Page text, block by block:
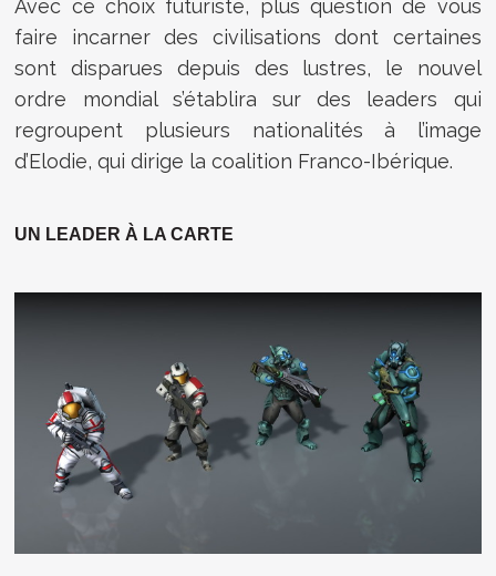
Avec ce choix futuriste, plus question de vous
faire incarner des civilisations dont certaines
sont disparues depuis des lustres, le nouvel
ordre mondial s’établira sur des leaders qui
regroupent plusieurs nationalités à l’image
d’Elodie, qui dirige la coalition Franco-Ibérique.
UN LEADER À LA CARTE